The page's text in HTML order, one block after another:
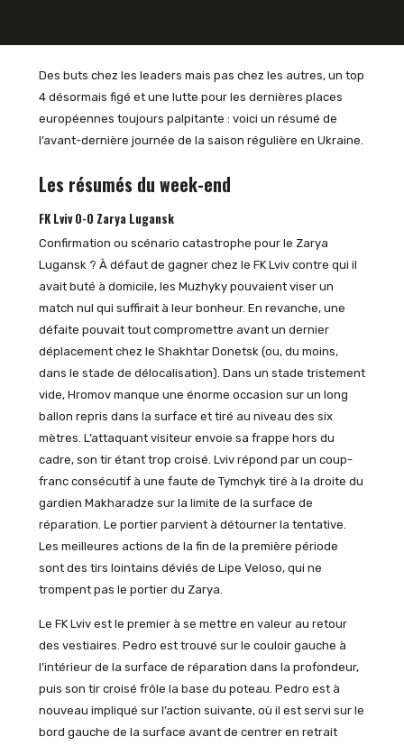
Des buts chez les leaders mais pas chez les autres, un top
4 désormais figé et une lutte pour les dernières places
européennes toujours palpitante : voici un résumé de
l’avant-dernière journée de la saison régulière en Ukraine.
Les résumés du week-end
FK Lviv 0-0 Zarya Lugansk
Confirmation ou scénario catastrophe pour le Zarya
Lugansk ? À défaut de gagner chez le FK Lviv contre qui il
avait buté à domicile, les Muzhyky pouvaient viser un
match nul qui suffirait à leur bonheur. En revanche, une
défaite pouvait tout compromettre avant un dernier
déplacement chez le Shakhtar Donetsk (ou, du moins,
dans le stade de délocalisation). Dans un stade tristement
vide, Hromov manque une énorme occasion sur un long
ballon repris dans la surface et tiré au niveau des six
mètres. L’attaquant visiteur envoie sa frappe hors du
cadre, son tir étant trop croisé. Lviv répond par un coup-
franc consécutif à une faute de Tymchyk tiré à la droite du
gardien Makharadze sur la limite de la surface de
réparation. Le portier parvient à détourner la tentative.
Les meilleures actions de la fin de la première période
sont des tirs lointains déviés de Lipe Veloso, qui ne
trompent pas le portier du Zarya.
Le FK Lviv est le premier à se mettre en valeur au retour
des vestiaires. Pedro est trouvé sur le couloir gauche à
l’intérieur de la surface de réparation dans la profondeur,
puis son tir croisé frôle la base du poteau. Pedro est à
nouveau impliqué sur l’action suivante, où il est servi sur le
bord gauche de la surface avant de centrer en retrait